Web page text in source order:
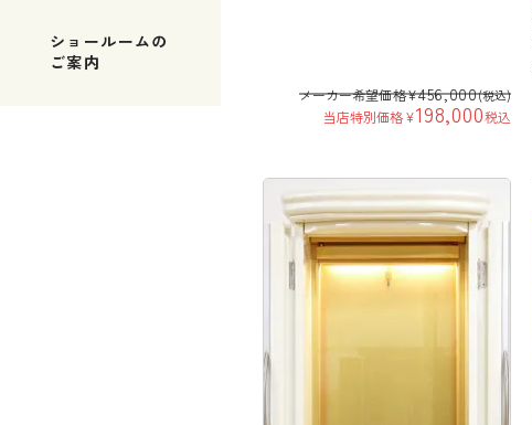
ショールームの
ご案内
メーカー希望価格¥456,000(税込)
当店特別価格¥198,000税込